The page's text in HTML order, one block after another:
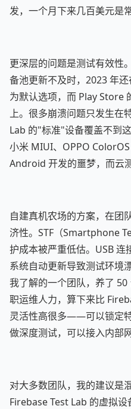
发，一个月下来几百美元是常
更深层的问题是测试有效性
备池更新不及时，2023 年
为默认选项，而 Play Store
上。很多崩溃问题只发生在
Lab 的"标准"设备覆盖不到
小米 MIUI、OPPO
Android 开发的噩梦，而云
自建真机农场的方案，在团
济性。STF（Smartphone
护成本被严重低估。USB 连
系统自动更新导致测试环境
我了解的一个团队，养了
职运维人力，算下来比
灵活性高很多——可以锁定
做深度测试，可以接入内部
对大多数团队，我的建议是
Firebase Test Lab 的虚拟